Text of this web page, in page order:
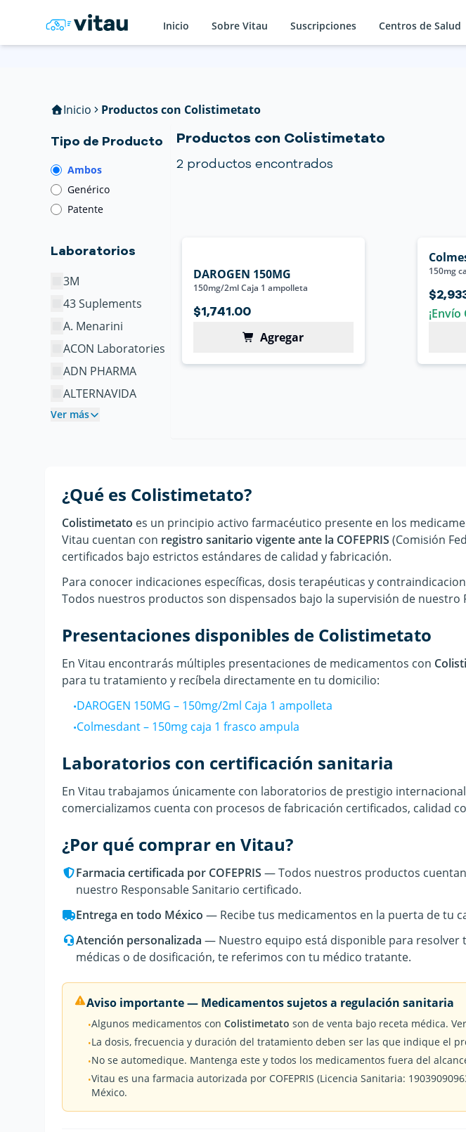
Inicio Sobre Vitau Suscripciones Centros de Salud
Inicio Productos con Colistimetato
Tipo de Producto
Ambos
Genérico
Patente
Laboratorios
3M
43 Suplements
A. Menarini
ACON Laboratories
ADN PHARMA
ALTERNAVIDA
Ver más
Productos con Colistimetato
2 productos encontrados
DAROGEN 150MG
150mg/2ml Caja 1 ampolleta
$1,741.00
Agregar
150mg
¡Envío
¿Qué es Colistimetato?
Colistimetato es un principio activo farmacéutico presente en los
Vitau cuentan con registro sanitario vigente ante la COFEPRIS (Comisión
certificados bajo estrictos estándares de calidad y fabricación.
Para conocer indicaciones específicas, dosis terapéuticas y
Todos nuestros productos son dispensados bajo la supervisión de nuestro
Presentaciones disponibles de Colistimetato
En Vitau encontrarás múltiples presentaciones de medicamentos con
para tu tratamiento y recíbela directamente en tu domicilio:
•DAROGEN 150MG – 150mg/2ml Caja 1 ampolleta
•Colmesdant– 150mg caja 1 frasco ampula
Laboratorios con certificación sanitaria
En Vitau trabajamos únicamente con laboratorios de prestigio internacional
comercializamos cuenta con procesos de fabricación certificados, calidad
¿Por qué comprar en Vitau?
Farmacia certificada por COFEPRIS — Todos nuestros productos
nuestro Responsable Sanitario certificado.
Entrega en todo México — Recibe tus medicamentos en la puerta de tu
Atención personalizada — Nuestro equipo está disponible para resolver
médicas o de dosificación, te referimos con tu médico tratante.
Aviso importante — Medicamentos sujetos a regulación sanitaria
•Algunos medicamentos con Colistimetato son de venta bajo receta médica.
•La dosis, frecuencia y duración del tratamiento deben ser las que indique el
•No se automedique. Mantenga este y todos los medicamentos fuera del
•Vitau es una farmacia autorizada por COFEPRIS (Licencia Sanitaria:
México.